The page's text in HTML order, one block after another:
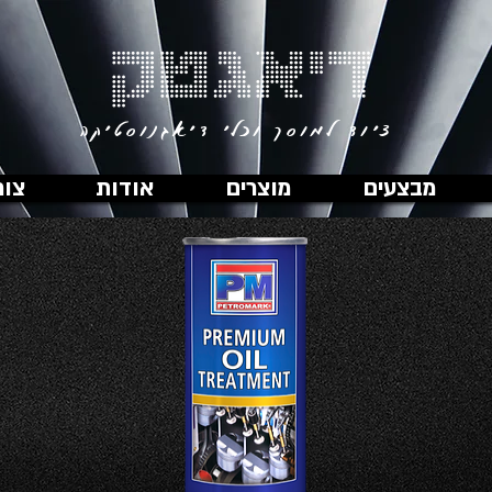
ציוד למוסך וכלי דיאגנוסטיקה
דיאגטק
מבצעים מוצרים אודות